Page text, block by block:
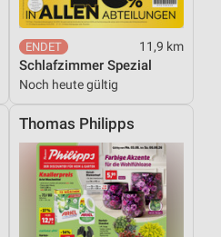
11,9 km
Schlafzimmer Spezial
Noch heute gültig
Thomas Philipps